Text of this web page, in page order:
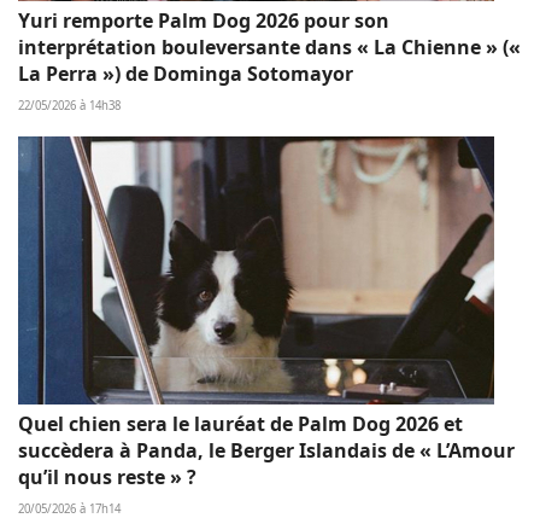
Yuri remporte Palm Dog 2026 pour son
interprétation bouleversante dans « La Chienne » («
La Perra ») de Dominga Sotomayor
22/05/2026 à 14h38
Quel chien sera le lauréat de Palm Dog 2026 et
succèdera à Panda, le Berger Islandais de « L’Amour
qu’il nous reste » ?
20/05/2026 à 17h14